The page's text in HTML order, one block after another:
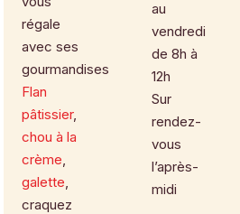
régale
avec ses
gourmandises.
Flan
pâtissier,
chou à la
crème,
galette,
craquez
au
vendredi
de 8h à
12h
Sur
rendez-
vous
l’après-
midi